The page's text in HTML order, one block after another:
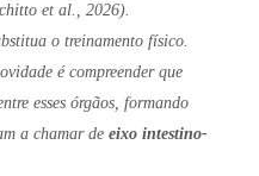
et al., 2026).
o treinamento físico.
é compreender que
esses órgãos, formando
a chamar de eixo intestino-